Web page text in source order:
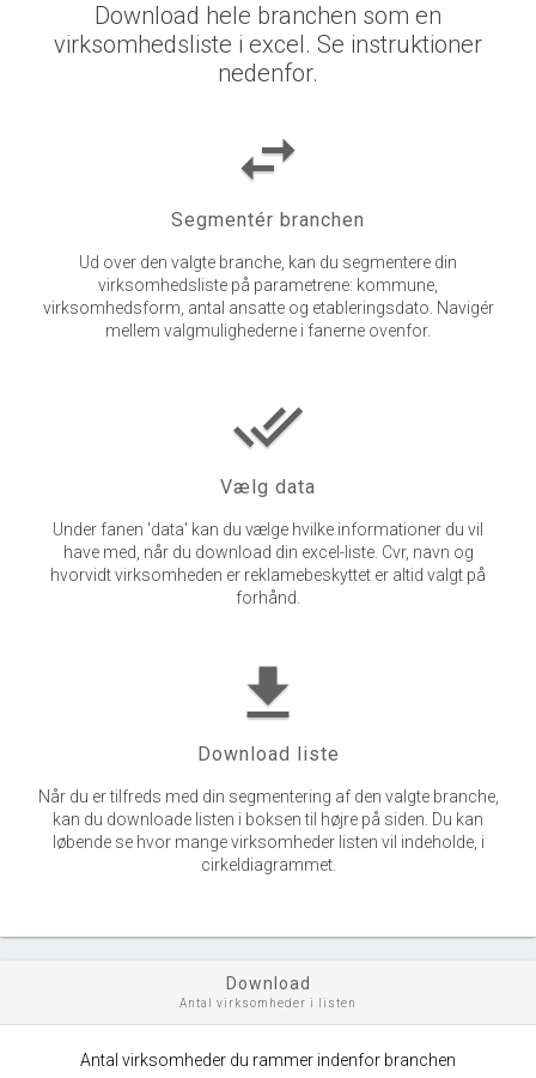
Download hele branchen som en
virksomhedsliste i excel. Se instruktioner
nedenfor.
swap_horiz
Segmentér branchen
Ud over den valgte branche, kan du segmentere din
virksomhedsliste på parametrene: kommune,
virksomhedsform, antal ansatte og etableringsdato. Navigér
mellem valgmulighederne i fanerne ovenfor.
done_all
Vælg data
Under fanen 'data' kan du vælge hvilke informationer du vil
have med, når du download din excel-liste. Cvr, navn og
hvorvidt virksomheden er reklamebeskyttet er altid valgt på
forhånd.
get_app
Download liste
Når du er tilfreds med din segmentering af den valgte branche,
kan du downloade listen i boksen til højre på siden. Du kan
løbende se hvor mange virksomheder listen vil indeholde, i
cirkeldiagrammet.
Download
Antal virksomheder i listen
Antal virksomheder du rammer indenfor branchen